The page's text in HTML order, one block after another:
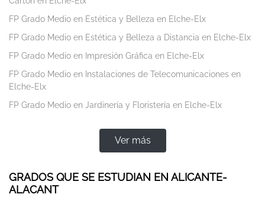
FP Grado Medio en Estética y Belleza en Elche-Elx
FP Grado Medio en Estética y Belleza a Distancia en Elche-Elx
FP Grado Medio en Impresión Gráfica en Elche-Elx
FP Grado Medio en Instalaciones de Telecomunicaciones en
Elche-Elx
FP Grado Medio en Jardinería y Floristería en Elche-Elx
Ver más
GRADOS QUE SE ESTUDIAN EN ALICANTE-
ALACANT